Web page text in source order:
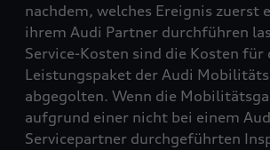
nachdem, welches Ereignis zuerst
ihrem Audi Partner durchführen
Service-Kosten sind die Kosten für
Leistungspaket der Audi
abgegolten. Wenn die
aufgrund einer nicht bei einem
Servicepartner durchgeführten